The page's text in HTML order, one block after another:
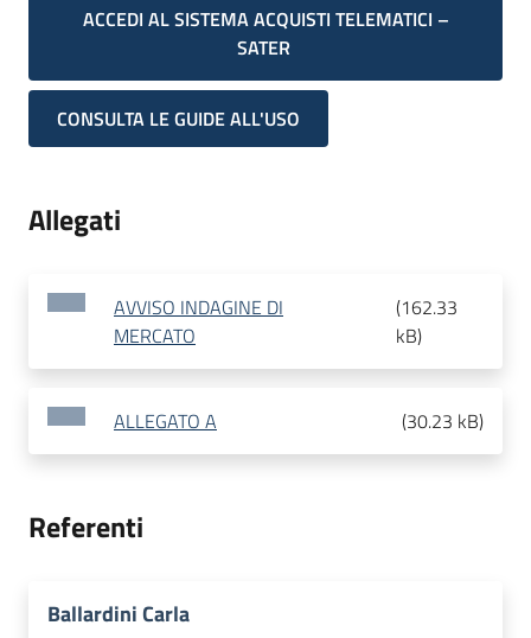
ACCEDI AL SISTEMA ACQUISTI TELEMATICI –
SATER
CONSULTA LE GUIDE ALL'USO
Allegati
AVVISO INDAGINE DI
MERCATO
(162.33
kB)
ALLEGATO A (30.23 kB)
Referenti
Ballardini Carla